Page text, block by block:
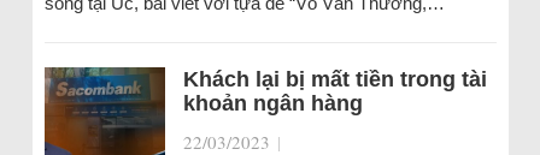
Khách lại bị mất tiền trong tài
khoản ngân hàng
22/03/2023 |